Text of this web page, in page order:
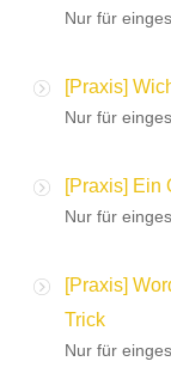
Nur für
[Praxis]
Nur für
[Praxis] Ein
Nur für
[Praxis]
Trick
Nur für